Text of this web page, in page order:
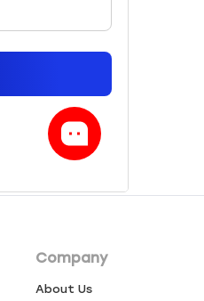
Company
About Us